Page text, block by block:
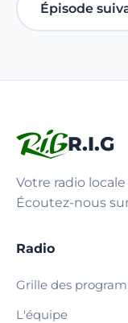
Épisode
R.I.G
Votre radio locale
Écoutez-nous
Radio
Grille des
L'équipe